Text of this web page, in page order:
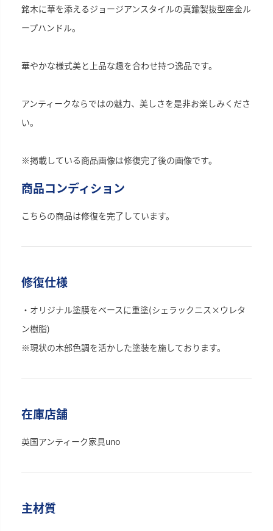
銘木に華を添えるジョージアンスタイルの真鍮製抜型座金ル
ープハンドル。
華やかな様式美と上品な趣を合わせ持つ逸品です。
アンティークならではの魅力、美しさを是非お楽しみくださ
い。
※掲載している商品画像は修復完了後の画像です。
商品コンディション
こちらの商品は修復を完了しています。
修復仕様
・オリジナル塗膜をベースに重塗(シェラックニス×ウレタ
ン樹脂)
※現状の木部色調を活かした塗装を施しております。
在庫店舗
英国アンティーク家具uno
主材質